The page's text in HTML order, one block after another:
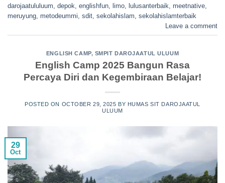
darojaatululuum depok englishfun limo lulusanterbaik meetnative
meruyung metodeummi sdit sekolahislam sekolahislamterbaik
Leave a comment
ENGLISH CAMP, SMPIT DAROJAATUL ULUUM
English Camp 2025 Bangun Rasa
Percaya Diri dan Kegembiraan Belajar!
POSTED ON OCTOBER 29, 2025 BY HUMAS SIT DAROJAATUL
ULUUM
29
Oct